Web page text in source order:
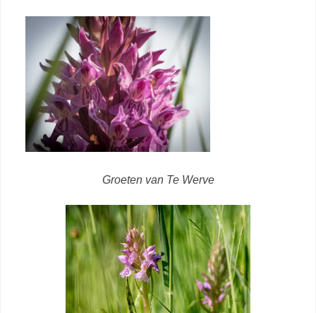
Groeten van Te Werve